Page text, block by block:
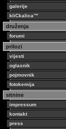
galerije
kliCkalica™
druženja
forumi
prilozi
vijesti
oglasnik
pojmovnik
fotokemija
sitnine
impressum
kontakt
press